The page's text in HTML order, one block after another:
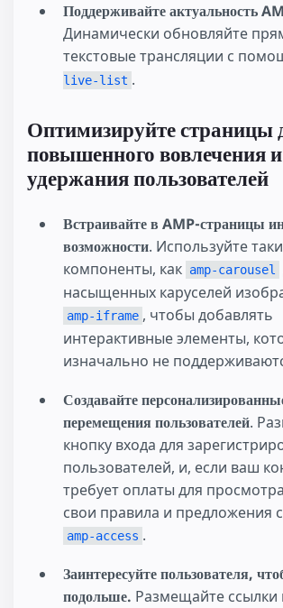
Поддерживайте актуальность
Динамически обновляйте
текстовые трансляции с
live-list .
Оптимизируйте страницы
повышенного вовлечения и
удержания пользователей
Встраивайте в AMP-страницы
возможности. Используйте
компоненты, как amp-carousel
насыщенных каруселей
amp-iframe , чтобы добавлять
интерактивные элементы,
изначально не
Создавайте
перемещения пользователей.
кнопку входа для
пользователей, и, если ваш
требует оплаты для
свои правила и
amp-access .
Заинтересуйте пользователя,
подольше. Размещайте